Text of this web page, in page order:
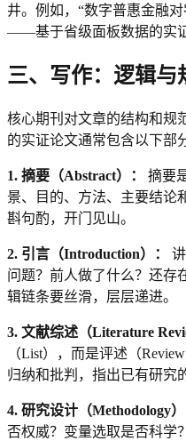
井。例如，“数字普惠金融
——基于省级面板数据的实
三、写作：逻辑与
核心期刊对文章的结构和规
的实证论文通常包含以下部
1. 摘要（Abstract）：
摘要
景、目的、方法、主要结论
斟句酌，开门见山。
2. 引言（Introduction）：
问题？前人做了什么？还存
辑链条要丝滑，层层递进。
3. 文献综述（Literature
（List），而是评述（
归纳和批判，指出已有研究
4. 研究设计（Methodology）
否权威？变量选取是否科学